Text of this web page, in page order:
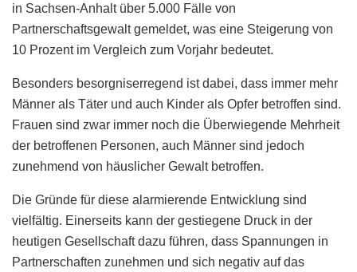
in Sachsen-Anhalt über 5.000 Fälle von
Partnerschaftsgewalt gemeldet, was eine Steigerung von
10 Prozent im Vergleich zum Vorjahr bedeutet.
Besonders besorgniserregend ist dabei, dass immer mehr
Männer als Täter und auch Kinder als Opfer betroffen sind.
Frauen sind zwar immer noch die Überwiegende Mehrheit
der betroffenen Personen, auch Männer sind jedoch
zunehmend von häuslicher Gewalt betroffen.
Die Gründe für diese alarmierende Entwicklung sind
vielfältig. Einerseits kann der gestiegene Druck in der
heutigen Gesellschaft dazu führen, dass Spannungen in
Partnerschaften zunehmen und sich negativ auf das